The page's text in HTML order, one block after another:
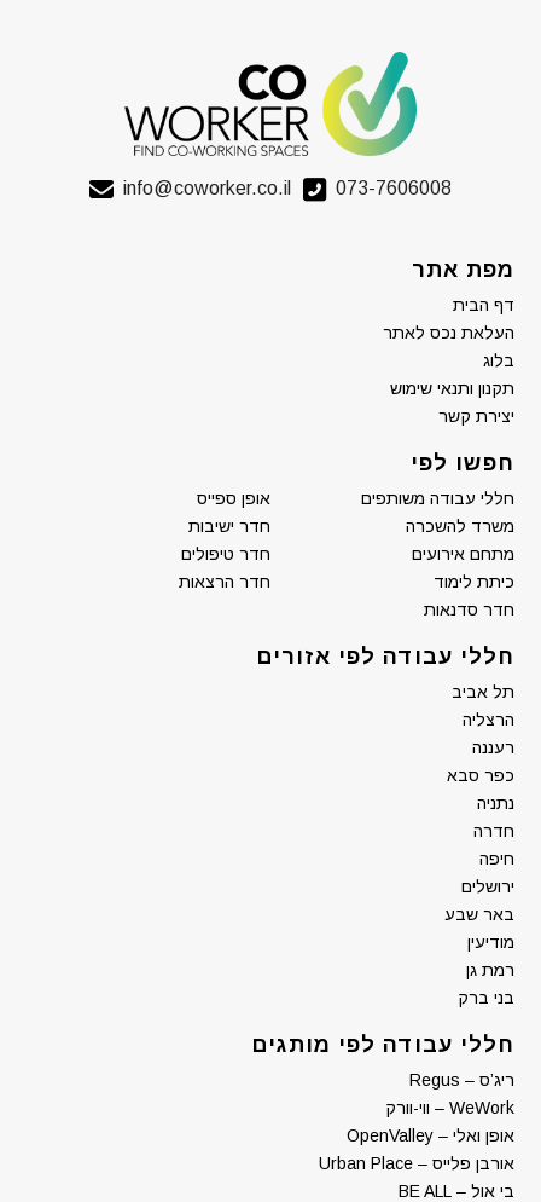
מפת אתר
דף הבית
העלאת נכס לאתר
בלוג
תקנון ותנאי שימוש
יצירת קשר
חפשו לפי
חללי עבודה משותפים
אופן ספייס
משרד להשכרה
חדר ישיבות
מתחם אירועים
חדר טיפולים
כיתת לימוד
חדר הרצאות
חדר סדנאות
חללי עבודה לפי אזורים
תל אביב
הרצליה
רעננה
כפר סבא
נתניה
חדרה
חיפה
ירושלים
באר שבע
מודיעין
רמת גן
בני ברק
חללי עבודה לפי מותגים
ריג’ס – Regus
WeWork – ווי-וורק
אופן ואלי – OpenValley
אורבן פלייס – Urban Place
בי אול – BE ALL
info@coworker.co.il 073-7606008